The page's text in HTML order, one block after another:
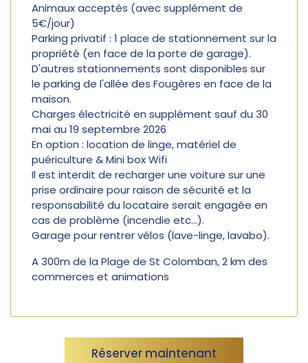
Animaux acceptés (avec supplément de
5€/jour)
Parking privatif : 1 place de stationnement sur la
propriété (en face de la porte de garage).
D'autres stationnements sont disponibles sur
le parking de l'allée des Fougères en face de la
maison.
Charges électricité en supplément sauf du 30
mai au 19 septembre 2026
En option : location de linge, matériel de
puériculture & Mini box Wifi
Il est interdit de recharger une voiture sur une
prise ordinaire pour raison de sécurité et la
responsabilité du locataire serait engagée en
cas de problème (incendie etc...).
Garage pour rentrer vélos (lave-linge, lavabo).
A 300m de la Plage de St Colomban, 2 km des
commerces et animations
Réserver maintenant